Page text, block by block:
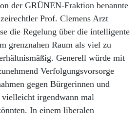
der GRÜNEN-Fraktion benannte
Prof. Clemens Arzt
die Regelung über die intelligente
grenznahen Raum als viel zu
Generell würde mit
Verfolgungsvorsorge
gegen Bürgerinnen und
irgendwann mal
In einem liberalen